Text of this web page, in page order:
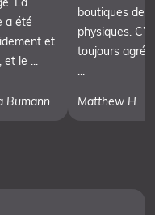
a été
et
et le ...
Bumann
boutiques de
physiques.
toujours
...
Matthew H.